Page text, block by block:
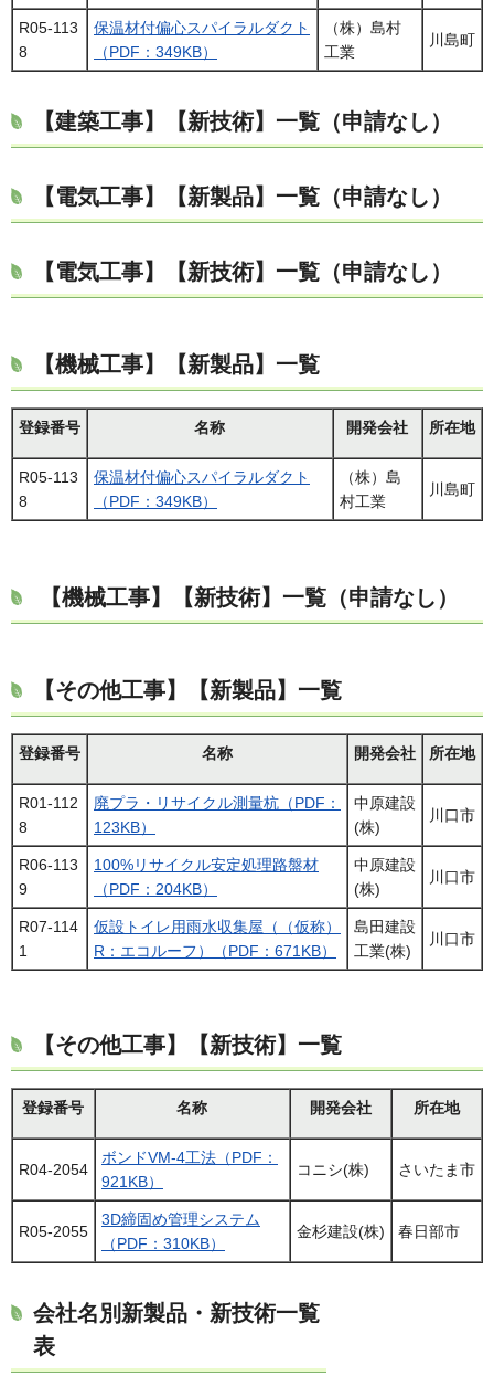
R05-113
8
保温材付偏心スパイラルダクト
（PDF：349KB）
（株）島村
工業
川島町
【建築工事】【新技術】一覧（申請なし）
【電気工事】【新製品】 一覧（申請なし）
【電気工事】【新技術】一覧（申請なし）
【機械工事】【新製品】一覧
登録番号 名称 開発会社 所在地
R05-113
8
保温材付偏心スパイラルダクト
（PDF：349KB）
（株）島
村工業
川島町
【機械工事】【新技術】一覧（申請なし）
【その他工事】【新製品】一覧
登録番号 名称 開発会社 所在地
R01-112
8
廃プラ・リサイクル測量杭（PDF：
123KB）
中原建設
(株)
川口市
R06-113
9
100%リサイクル安定処理路盤材
（PDF：204KB）
中原建設
(株)
川口市
R07-114
1
仮設トイレ用雨水収集屋（（仮称）
R：エコルーフ）（PDF：671KB）
島田建設
工業(株)
川口市
【その他工事】【新技術】一覧
登録番号 名称 開発会社 所在地
R04-2054
ボンドVM-4工法（PDF：
921KB）
コニシ(株) さいたま市
R05-2055
3D締固め管理システム
（PDF：310KB）
金杉建設(株) 春日部市
会社名別新製品・新技術一覧
表